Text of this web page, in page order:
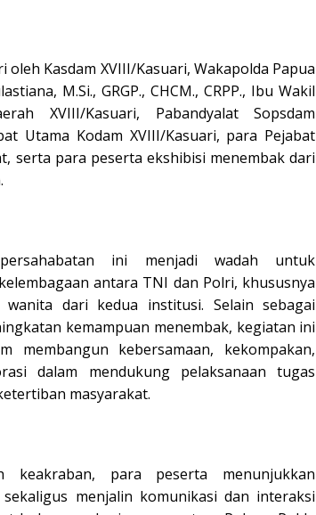
Kasdam XVIII/Kasuari, Wakapolda Papua
M.Si., GRGP., CHCM., CRPP., Ibu Wakil
XVIII/Kasuari, Pabandyalat Sopsdam
Utama Kodam XVIII/Kasuari, para Pejabat
serta para peserta ekshibisi menembak dari
ini menjadi wadah untuk
antara TNI dan Polri, khususnya
dari kedua institusi. Selain sebagai
kemampuan menembak, kegiatan ini
membangun kebersamaan, kekompakan,
dalam mendukung pelaksanaan tugas
masyarakat.
keakraban, para peserta menunjukkan
menjalin komunikasi dan interaksi